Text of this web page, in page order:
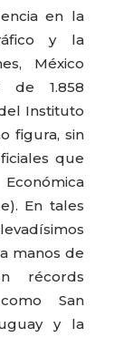
en la
y la
México
1.858
Instituto
figura, sin
que
En tales
manos de
récords
San
y la